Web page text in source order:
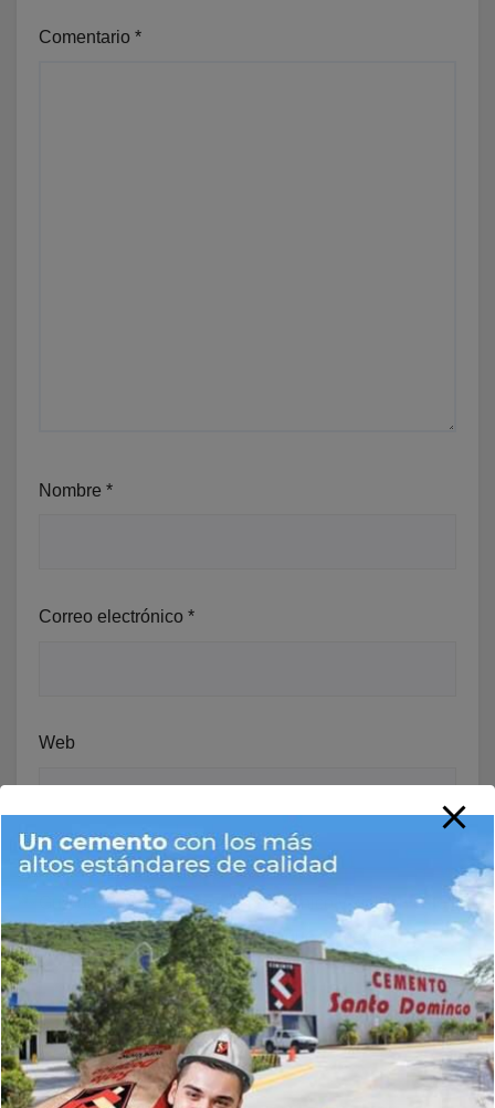
Comentario *
Nombre *
Correo electrónico *
Web
Guarda mi nombre, correo electrónico y web en este
navegador para la próxima vez que comente.